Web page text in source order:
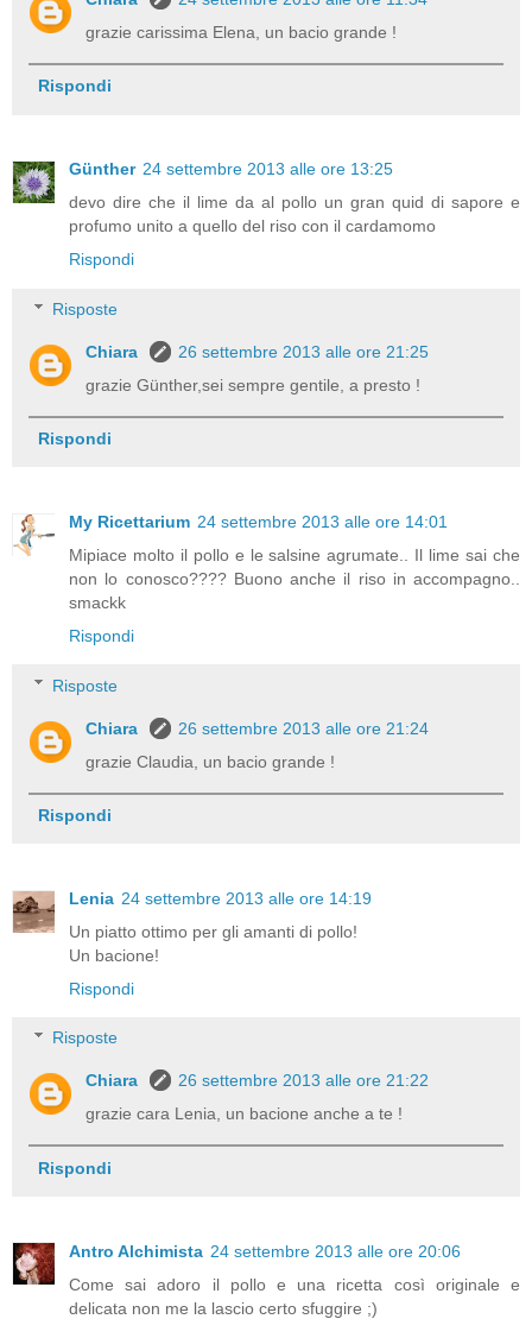
grazie carissima Elena, un bacio grande !
Rispondi
Günther 24 settembre 2013 alle ore 13:25
devo dire che il lime da al pollo un gran quid di sapore e
profumo unito a quello del riso con il cardamomo
Rispondi
Risposte
Chiara
26 settembre 2013 alle ore 21:25
grazie Günther,sei sempre gentile, a presto !
Rispondi
My Ricettarium 24 settembre 2013 alle ore 14:01
Mipiace molto il pollo e le salsine agrumate.. Il lime sai che
non lo conosco???? Buono anche il riso in accompagno..
smackk
Rispondi
Risposte
Chiara
26 settembre 2013 alle ore 21:24
grazie Claudia, un bacio grande !
Rispondi
Lenia 24 settembre 2013 alle ore 14:19
Un piatto ottimo per gli amanti di pollo!
Un bacione!
Rispondi
Risposte
Chiara
26 settembre 2013 alle ore 21:22
grazie cara Lenia, un bacione anche a te !
Rispondi
Antro Alchimista 24 settembre 2013 alle ore 20:06
Come sai adoro il pollo e una ricetta così originale e
delicata non me la lascio certo sfuggire ;)